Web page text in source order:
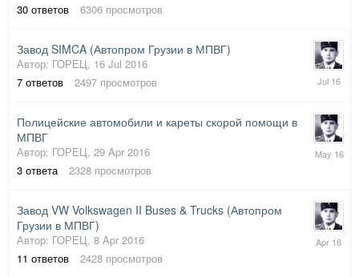
30 ответов 6306 просмотров
Завод SIMCA (Автопром Грузии в МПВГ)
Автор: ГОРЕЦ, 16 Jul 2016
7 ответов 2497 просмотров
16
Полицейские автомобили и кареты скорой помощи в
МПВГ
Автор: ГОРЕЦ, 29 Apr 2016
3 ответа 2328 просмотров
2
May
Завод VW Volkswagen II Buses & Trucks (Автопром
Грузии в МПВГ)
Автор: ГОРЕЦ, 8 Apr 2016
11 ответов 2428 просмотров
9
Apr